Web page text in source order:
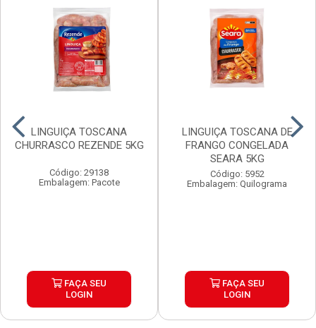
LINGUIÇA TOSCANA
CHURRASCO REZENDE 5KG
Código: 29138
Embalagem: Pacote
FAÇA SEU
LOGIN
LINGUIÇA TOSCANA DE
FRANGO CONGELADA
SEARA 5KG
Código: 5952
Embalagem: Quilograma
FAÇA SEU
LOGIN